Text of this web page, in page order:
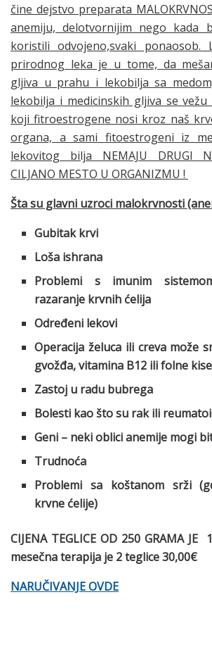
čine dejstvo preparata
anemiju, delotvornijim nego kada
koristili odvojeno,svaki ponaosob.
prirodnog leka je u tome, da
gljiva u prahu i lekobilja sa
lekobilja i medicinskih gljiva se
koji fitroestrogene nosi kroz naš
organa, a sami fitoestrogeni iz
lekovitog bilja NEMAJU DRUGI
CILJANO MESTO U ORGANIZMU !
Šta su glavni uzroci malokrvnosti
Gubitak krvi
Loša ishrana
Problemi s imunim
razaranje krvnih ćelija
Određeni lekovi
Operacija želuca ili creva može
gvožđa, vitamina B12 ili folne
Zastoj u radu bubrega
Bolesti kao što su rak ili
Geni – neki oblici anemije mogi
Trudnoća
Problemi sa koštanom srži
krvne ćelije)
CIJENA TEGLICE OD 250 GRAMA
mesečna terapija je 2 teglice 30,00€
NARUČIVANJE OVDE